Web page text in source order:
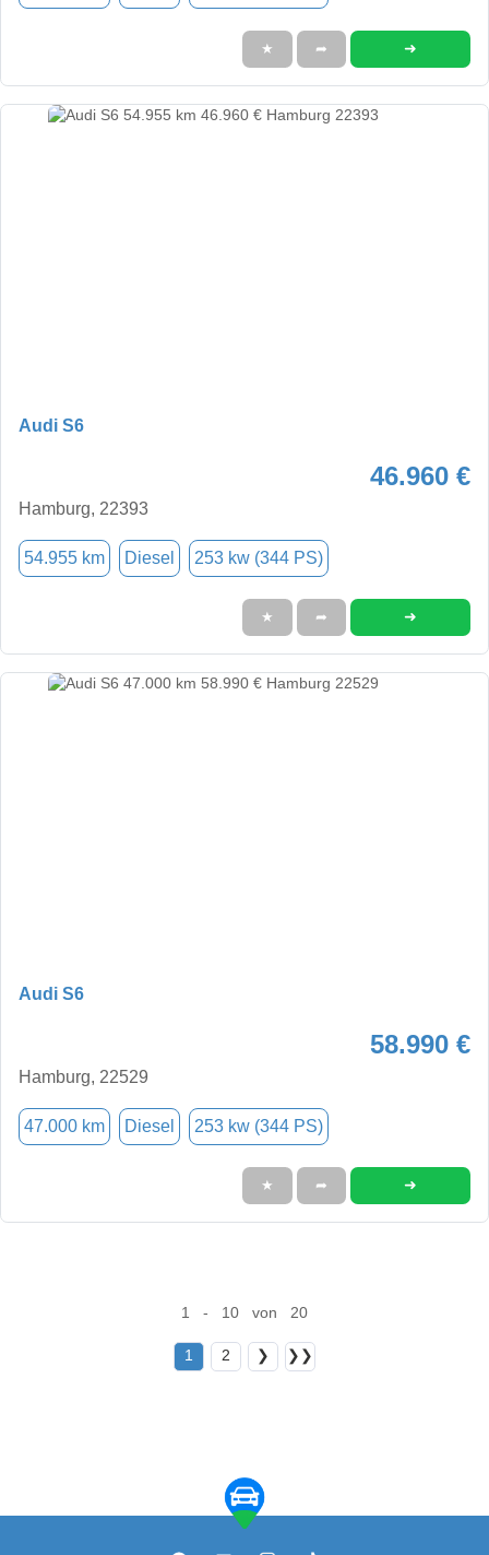
★ ➦ ➜
Audi S6
46.960 €
Hamburg, 22393
54.955 km Diesel 253 kw (344 PS)
★ ➦ ➜
Audi S6
58.990 €
Hamburg, 22529
47.000 km Diesel 253 kw (344 PS)
★ ➦ ➜
1 - 10 von 20
1 2 ❯ ❯❯